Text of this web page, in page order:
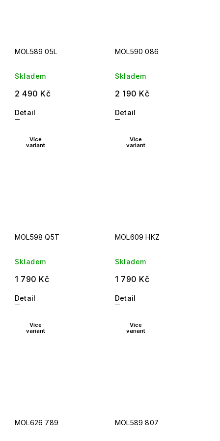
MOL589 05L
Skladem
2 490 Kč
Detail
MOL590 086
Skladem
2 190 Kč
Detail
Více
variant
MOL598 Q5T
Skladem
1 790 Kč
Detail
Více
variant
MOL609 HKZ
Skladem
1 790 Kč
Detail
Více
variant
MOL626 789
Více
variant
MOL589 807